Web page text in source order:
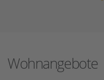
Wohnangebote